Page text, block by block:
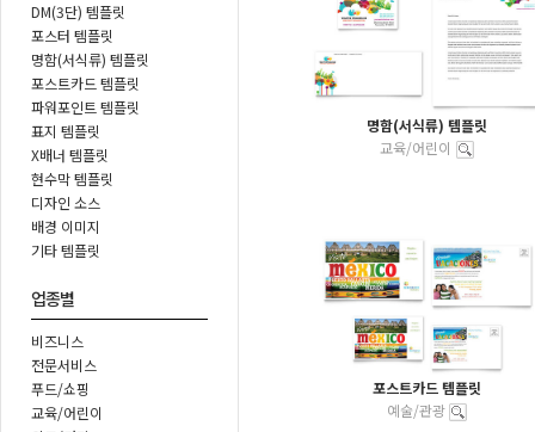
DM(3단) 템플릿
포스터 템플릿
명함(서식류) 템플릿
포스트카드 템플릿
파워포인트 템플릿
표지 템플릿
X배너 템플릿
현수막 템플릿
디자인 소스
배경 이미지
기타 템플릿
업종별
비즈니스
전문서비스
푸드/쇼핑
교육/어린이
명함(서식류) 템플릿
교육/어린이
포스트카드 템플릿
예술/관광